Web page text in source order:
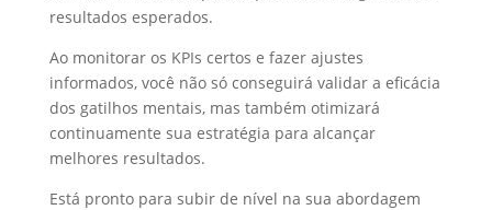
resultados esperados.
Ao monitorar os KPIs certos e fazer ajustes
informados, você não só conseguirá validar a eficácia
dos gatilhos mentais, mas também otimizará
continuamente sua estratégia para alcançar
melhores resultados.
Está pronto para subir de nível na sua abordagem